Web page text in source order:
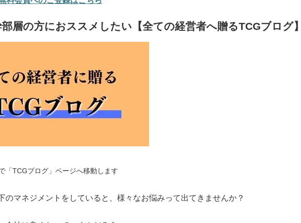
部層の方におススメしたい【全ての経営者へ贈るTCGブログ
「TCGブログ」ページへ移動します
のマネジメントをしていると、様々なお悩みって出てきませんか？